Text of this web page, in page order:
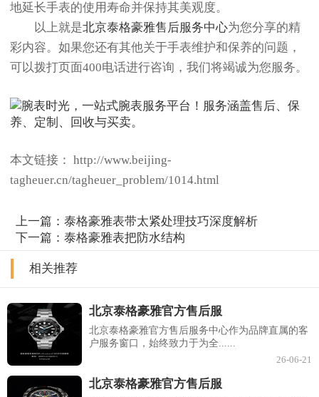
地延长手表的使用寿命并保持其美观度。
以上就是北京泰格豪雅售后服务中心为您分享的精
彩内容。如果您还有其他关于手表维护和保养的问题，
可以拨打页面400电话进行咨询，我们将竭诚为您服务。
本文链接： http://www.beijing-
tagheuer.cn/tagheuer_problem/1014.html
上一篇：泰格豪雅表带太紧处理技巧深度解析
下一篇：泰格豪雅表把防水结构
相关推荐
北京泰格豪雅官方售后服
北京泰格豪雅官方售后服务中心作为品牌直属的客
户服务窗口，始终致力于为全......
26-06-21
北京泰格豪雅官方售后服